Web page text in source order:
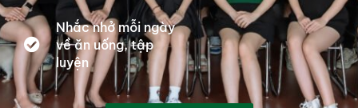
Nhắc nhở mỗi ngày
về ăn uống, tập
luyện